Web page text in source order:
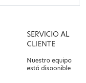
SERVICIO AL
CLIENTE
Nuestro equipo
está disponible